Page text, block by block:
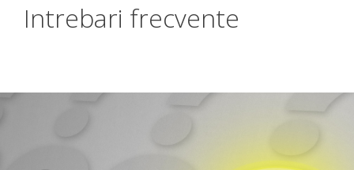
Store locator
Intrebari frecvente